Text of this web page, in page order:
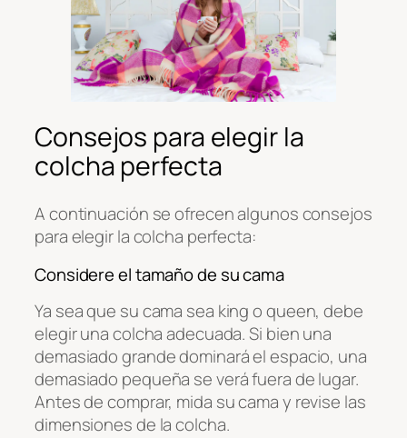
Consejos para elegir la
colcha perfecta
A continuación se ofrecen algunos consejos
para elegir la colcha perfecta:
Considere el tamaño de su cama
Ya sea que su cama sea king o queen, debe
elegir una colcha adecuada. Si bien una
demasiado grande dominará el espacio, una
demasiado pequeña se verá fuera de lugar.
Antes de comprar, mida su cama y revise las
dimensiones de la colcha.